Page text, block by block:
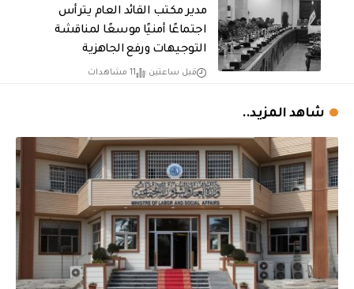
مدير مكتب القائد العام يترأس
اجتماعًا أمنيًا موسعًا لمناقشة
التوجيهات ورفع الجاهزية
قبل ساعتين 11 مشاهدات
شاهد المزيد..